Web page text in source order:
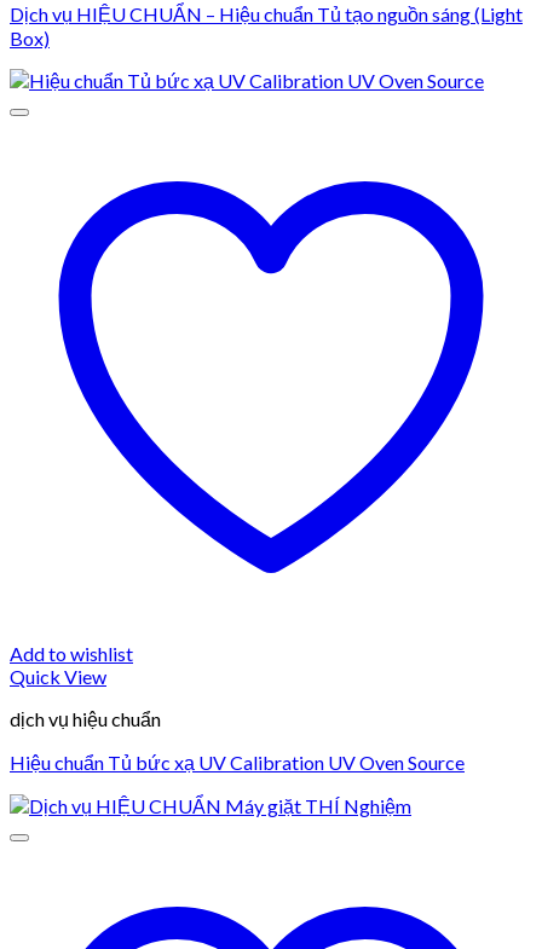
Dịch vụ HIỆU CHUẨN – Hiệu chuẩn Tủ tạo nguồn sáng (Light
Box)
Add to wishlist
Quick View
dịch vụ hiệu chuẩn
Hiệu chuẩn Tủ bức xạ UV Calibration UV Oven Source